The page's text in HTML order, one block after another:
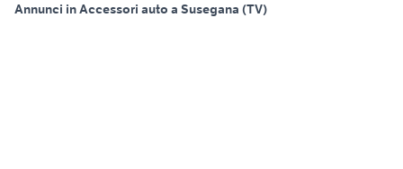
Annunci in Accessori auto a Susegana (TV)